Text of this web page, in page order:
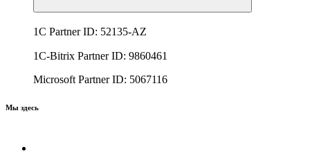
1C Partner ID: 52135-AZ
1C-Bitrix Partner ID: 9860461
Microsoft Partner ID: 5067116
Мы здесь